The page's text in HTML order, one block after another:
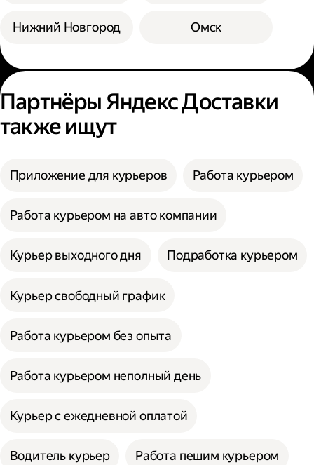
Нижний Новгород Омск
Партнёры Яндекс Доставки
также ищут
Приложение для курьеров Работа курьером
Работа курьером на авто компании
Курьер выходного дня Подработка курьером
Курьер свободный график
Работа курьером без опыта
Работа курьером неполный день
Курьер с ежедневной оплатой
Водитель курьер Работа пешим курьером